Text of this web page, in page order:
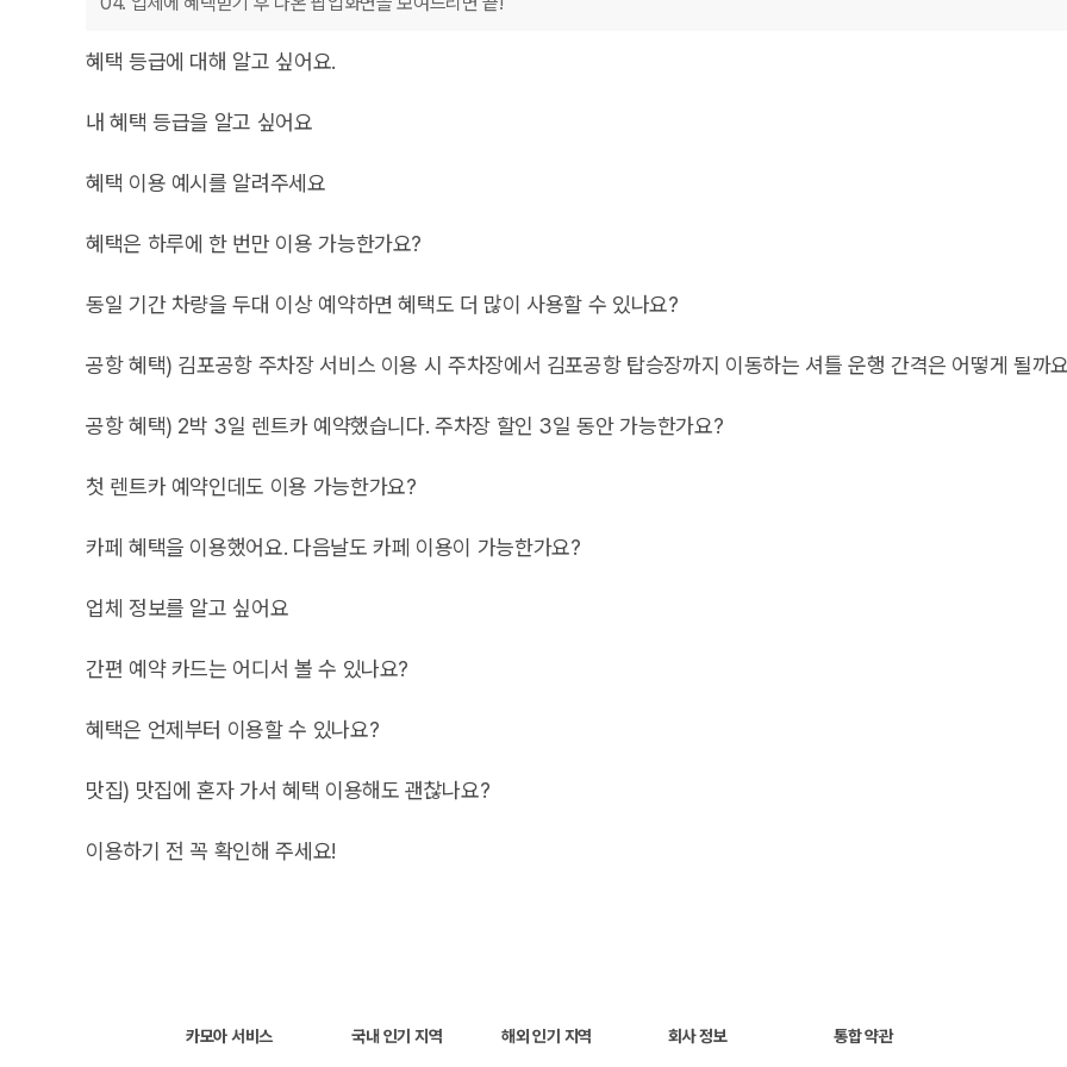
혜택 등급에 대해 알고 싶어요.
▶ 라운지 등급 기준 (렌트카 대여 횟수에 따라 결정됩니다.)
최초 가입한 고객은 ‘일반 회원’
1회 대여한 고객은 ‘샤이블루’
7회 대여한 고객은 ‘로열블루’
내 혜택 등급을 알고 싶어요
카모아 로그인 후 ‘마이페이지’에서 내 닉네임 앞 배지를 확인해주세요.
배지가 없으면 → 일반회원
S → 샤이 블루
R → 로열 블루
매월 1일 승급 여부(누적 집계)가 결정되며, 한번 달성된 등급은 다시 하락하지 않고 쭉 유지됩니다 :)
혜택 이용 예시를 알려주세요
어떤 등급이든
✅ 김포공항 주차장 할인 혜택 이용
✅ 제주 애월카페 맛집 할인
등 모든 혜택 일일 횟수 차감 없이 이용 가능
혜택은 하루에 한 번만 이용 가능한가요?
아니요! 모든 혜택은 별개로 등급별 이용횟수 차감 없이 무제한으로 사용하실 수 있습니다.
동일 기간 차량을 두대 이상 예약하면 혜택도 더 많이 사용할 수 있나요?
혜택은 계정 당 제공해드리고 있어, 동일기간 차량을 두대 이상 예약하더라도 1대 예약 건에 대한 혜택만 받을 수 있습니다.
공항 혜택) 김포공항 주차장 서비스 이용 시 주차장에서 김포공항 탑승장까지 이동하는 셔틀 운행 간격은 어떻게 될까
셔틀 운행 간격은 약 8~10분 정도이며, 공항까지 이동 시간은 5~7분 소요됩니다.
공항 혜택) 2박 3일 렌트카 예약했습니다. 주차장 할인 3일 동안 가능한가요?
네, 맞습니다. 3일 예약 시 3일 비용에 대한 금액 할인이 들어갑니다.
첫 렌트카 예약인데도 이용 가능한가요?
네, 가능합니다. 첫 예약이시더라도, 카모아에서 예약하셨다면 모두 이용 가능합니다.
카페 혜택을 이용했어요. 다음날도 카페 이용이 가능한가요?
네, 가능합니다.
업체 정보를 알고 싶어요
카모아에서 업체 정보 확인 가능합니다.
혜택존 이동 → 원하는 혜택존 업체 클릭 시 업체의 상세페이지에서 업체 주소와 영업시간, 연락처 등을 바로 확인할 수 있습니다.
간편 예약 카드는 어디서 볼 수 있나요?
렌트카 이용 48시간 전, 앱 하단에 간편 예약 카드가 활성화되어 확인하실 수 있습니다.
혜택은 언제부터 이용할 수 있나요?
맛집과 액티비티 혜택은 렌트카 예약 기간에만 이용 가능하며,
맛집) 맛집에 혼자 가서 혜택 이용해도 괜찮나요?
네, 혼자 가서 이용하실 수 있습니다.
이용하기 전 꼭 확인해 주세요!
카모아 서비스 국내 인기 지역 해외 인기 지역 회사 정보 통합 약관